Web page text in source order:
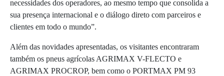
necessidades dos operadores, ao mesmo tempo que consolida a
sua presença internacional e o diálogo direto com parceiros e
clientes em todo o mundo”.
Além das novidades apresentadas, os visitantes encontraram
também os pneus agrícolas AGRIMAX V-FLECTO e
AGRIMAX PROCROP, bem como o PORTMAX PM 93